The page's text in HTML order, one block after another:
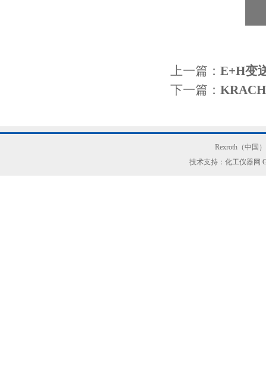
上一篇： E+H变
下一篇：
Rexroth（中国
技术支持：化工仪器网